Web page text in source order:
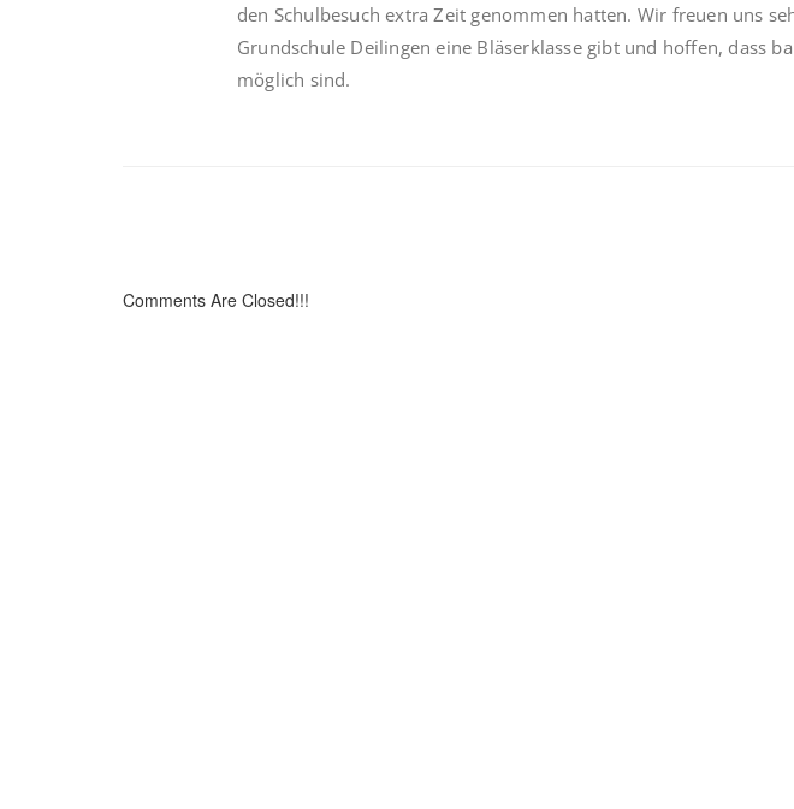
den Schulbesuch extra Zeit genommen hatten. Wir freuen uns
Grundschule Deilingen eine Bläserklasse gibt und hoffen, dass
möglich sind.
Comments Are Closed!!!